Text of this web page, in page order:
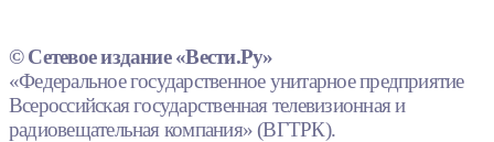
© Сетевое издание «Вести.Ру»
«Федеральное государственное унитарное предприятие
Всероссийская государственная телевизионная и
радиовещательная компания» (ВГТРК).